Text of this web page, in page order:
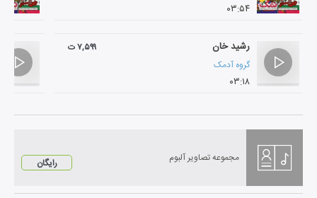
۰۳:۵۴
رشید خان
گروه آدمک
۰۳:۱۸
۷,۵۹۹ ت
مجموعه تصاویر آلبوم رایگان